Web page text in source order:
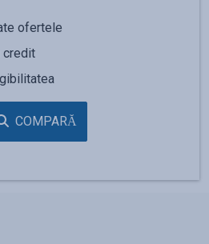
ofertele
credit
COMPARĂ